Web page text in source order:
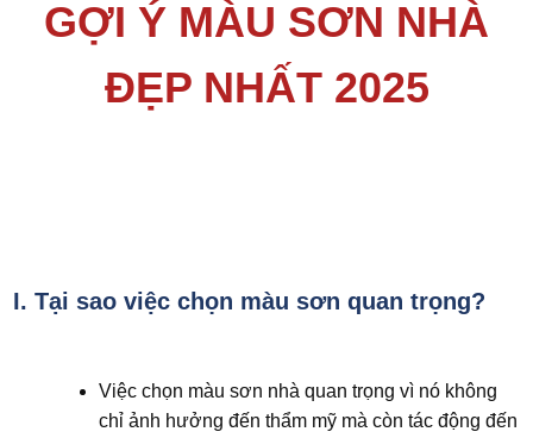
1. Gợi ý màu sơn nhà đẹp nhất 2025 - Các tông màu
GỢI Ý MÀU SƠN NHÀ
ĐẸP NHẤT 2025
I. Tại sao việc chọn màu sơn quan trọng?
Việc chọn màu sơn nhà quan trọng vì nó không
chỉ ảnh hưởng đến thẩm mỹ mà còn tác động đến